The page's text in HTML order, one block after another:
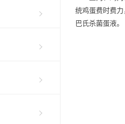
统鸡蛋费时费力
巴氏杀菌蛋液。